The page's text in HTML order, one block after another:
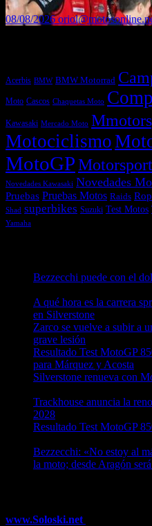
08/08/2026
Acerbis BMW BMW Motorrad
Moto Cascos Chaquetas Moto
Kawasaki Mercado Moto
Motociclismo
MotoGPMotorsport
Novedades Kawasaki Novedades
Pruebas Pruebas Motos Raids
Shad superbikes Suzuki Test Motos
Yamaha
Bezzecchi puede con el
A qué hora es la carrera
en Silverstone
Zarco se vuelve a subir a
grave lesión
Resultado Test MotoGP
para Márquez y Acosta
Silverstone renueva con
Trackhouse anuncia la
2028
Resultado Test MotoGP
Bezzecchi: «No estoy al
la moto; desde Aragón
www.Soloski.net